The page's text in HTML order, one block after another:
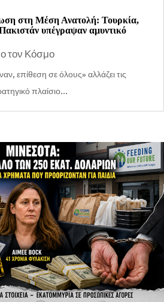
στη Μέση Ανατολή: Τουρκία,
υπέγραψαν αμυντικό
τον Κόσμο
επίθεση σε όλους» αλλάζει τις
πλαίσιο...